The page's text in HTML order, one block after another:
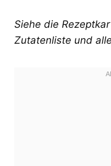
Siehe die
Zutatenliste und